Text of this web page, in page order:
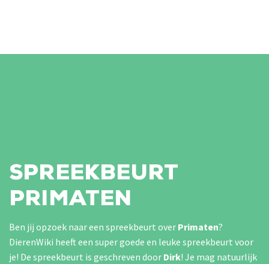
SPREEKBEURT
PRIMATEN
Ben jij opzoek naar een spreekbeurt over Primaten?
DierenWiki heeft een super goede en leuke spreekbeurt voor
je! De spreekbeurt is geschreven door Dirk! Je mag natuurlijk